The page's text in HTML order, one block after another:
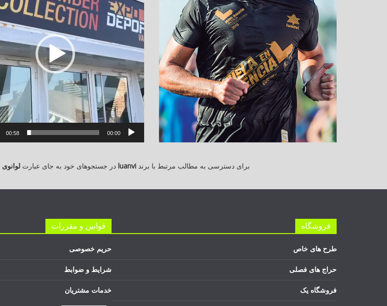
00:00
00:58
برای دسترسی به مطالب مرتبط با برند luanvi در جستجوهای خود به جای عبارت لوانوی
فروشگاه
طرح های خاص
حراج های فصلی
فروشگاه یک
قوانین و مقررات
حریم خصوصی
شرایط و ضوابط
خدمات مشتریان